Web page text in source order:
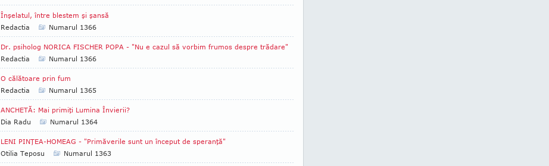
Înşelatul, între blestem şi şansă
Redactia
Numarul 1366
Dr. psiholog NORICA FISCHER POPA - "Nu e cazul să vorbim frumos despre trădare"
Redactia
Numarul 1366
O călătoare prin fum
Redactia
Numarul 1365
ANCHETĂ: Mai primiţi Lumina Învierii?
Dia Radu
Numarul 1364
LENI PINŢEA-HOMEAG - "Primăverile sunt un început de speranţă"
Otilia Teposu
Numarul 1363